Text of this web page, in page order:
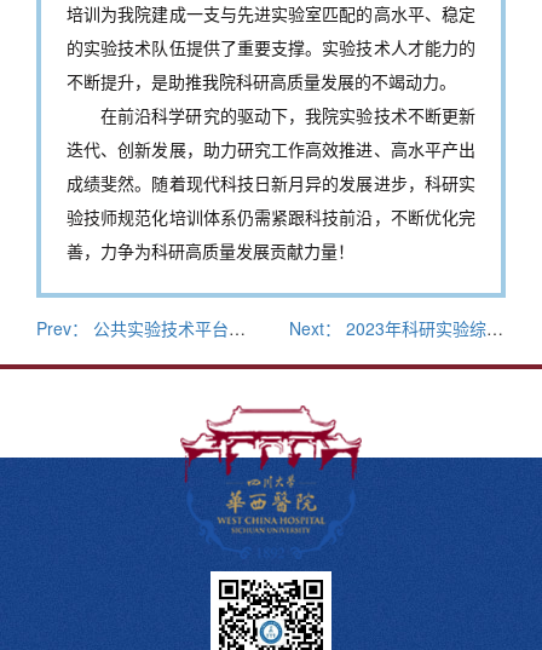
培训为我院建成一支与先进实验室匹配的高水平、稳定
的实验技术队伍提供了重要支撑。实验技术人才能力的
不断提升，是助推我院科研高质量发展的不竭动力。
在前沿科学研究的驱动下，我院实验技术不断更新
迭代、创新发展，助力研究工作高效推进、高水平产出
成绩斐然。随着现代科技日新月异的发展进步，科研实
验技师规范化培训体系仍需紧跟科技前沿，不断优化完
善，力争为科研高质量发展贡献力量！
Prev： 公共实验技术平台蛋白质组学技术参会结果展示 Next： 2023年科研实验综合技能大赛欢迎大家报名！